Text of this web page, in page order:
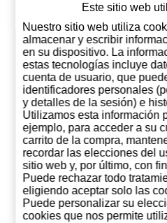
Crown Royal
Regal Apple 1
Litro (Canada)
28,96 €
Este sitio web
Nuestro sitio web utiliza
almacenar y escribir
en su dispositivo. La
estas tecnologías incluye
cuenta de usuario, que
identificadores personales
y detalles de la sesión) e
Utilizamos esta información
ejemplo, para acceder a su
carrito de la compra,
recordar las elecciones del
sitio web y, por último, con
Puede rechazar todo
eligiendo aceptar solo las
Puede personalizar su
cookies que nos permite